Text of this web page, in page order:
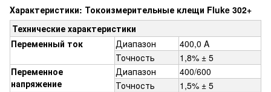
Характеристики: Токоизмерительные клещи Fluke 302+
Технические характеристики
Переменный ток
Диапазон
400,0 A
Точность
1,8% ± 5
Переменное
напряжение
Диапазон
400/600
Точность
1,5% ± 5